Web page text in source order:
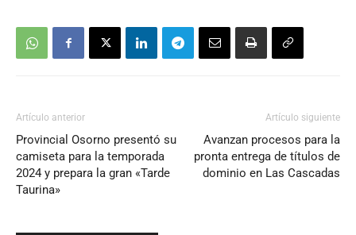
Artículo anterior
Provincial Osorno presentó su
camiseta para la temporada
2024 y prepara la gran «Tarde
Taurina»
Artículo siguiente
Avanzan procesos para la
pronta entrega de títulos de
dominio en Las Cascadas